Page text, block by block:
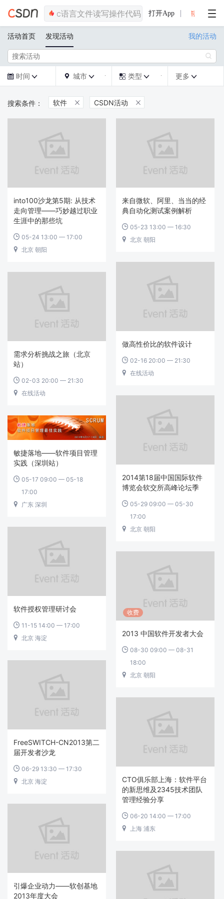
打开App
活动首页 发现活动 我的活动

 时间   城市   类型  更多 
软件  CSDN活动 
into100沙龙第5期: 从技术
走向管理——巧妙越过职业
生涯中的那些坑
 05-24 13:00 — 17:00
 北京 朝阳
来自微软、阿里、当当的经
典自动化测试案例解析
 05-23 13:00 — 16:30
 北京 朝阳
做高性价比的软件设计
 02-16 20:00 — 21:30
 在线活动
需求分析挑战之旅（北京
站）
 02-03 20:00 — 21:30
 在线活动
2014第18届中国国际软件
博览会软交所高峰论坛季
 05-29 09:00 — 05-30
17:00
 北京 朝阳
敏捷落地——软件项目管理
实践（深圳站）
 05-17 09:00 — 05-18
17:00
 广东 深圳
软件授权管理研讨会
 11-15 14:00 — 17:00
 北京 海淀
收费
2013 中国软件开发者大会
 08-30 09:00 — 08-31
18:00
 北京 朝阳
FreeSWITCH-CN2013第二
届开发者沙龙
 06-29 13:30 — 17:30
 北京 海淀
CTO俱乐部上海：软件平台
的新思维及2345技术团队
管理经验分享
 06-20 14:00 — 17:00
 上海 浦东
引爆企业动力——软创基地
2013年度大会